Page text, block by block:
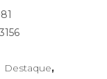
Destaque,